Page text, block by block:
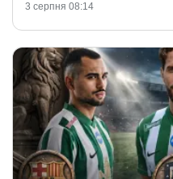
3 серпня 08:14